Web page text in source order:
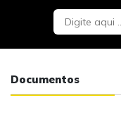
Documentos